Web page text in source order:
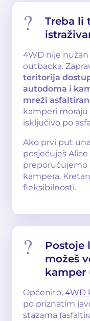
Treba li
4WD nije
outbacka.
teritorija
autodoma i
mreži
kamperi moraju
isključivo po
Ako prvi put
posjećuješ
preporučujemo
kampera.
fleksibilnosti.
Postoje
možeš
kamper
Općenito, 4WD
po priznatim
stazama